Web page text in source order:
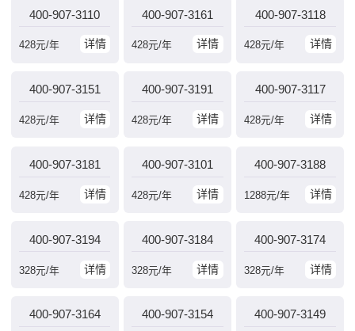
400-907-3110
详情
428元/年
400-907-3161
详情
428元/年
400-907-3118
详情
428元/年
400-907-3151
详情
428元/年
400-907-3191
详情
428元/年
400-907-3117
详情
428元/年
400-907-3181
详情
428元/年
400-907-3101
详情
428元/年
400-907-3188
详情
1288元/年
400-907-3194
详情
328元/年
400-907-3184
详情
328元/年
400-907-3174
详情
328元/年
400-907-3164 400-907-3154 400-907-3149